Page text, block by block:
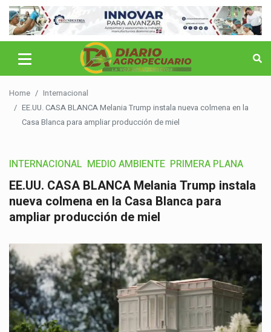
Home
Internacional
EE.UU. CASA BLANCA Melania Trump instala nueva colmena en la
Casa Blanca para ampliar producción de miel
INTERNACIONAL MEDIO AMBIENTE PRIMERA PLANA
EE.UU. CASA BLANCA Melania Trump instala
nueva colmena en la Casa Blanca para
ampliar producción de miel